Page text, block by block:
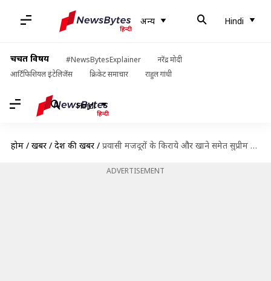
अन्य Hindi
चर्चित विषय #NewsBytesExplainer
नरेंद्र मोदी
आर्टिफिशियल इंटेलिजेंस
क्रिकेट समाचार राहुल गांधी
Hindi
होम / खबरें / देश की खबरें / प्रवासी मजदूरों के किराये और खाने समेत सुप्रीम कोर्ट ने राज्य सरकारों को दिए ये आदेश
ADVERTISEMENT